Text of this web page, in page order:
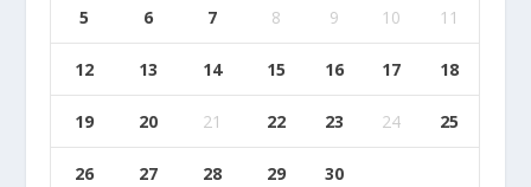
5 6 7 8 9 10 11
12 13 14 15 16 17 18
19 20 21 22 23 24 25
26 27 28 29
30